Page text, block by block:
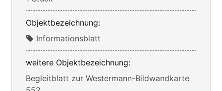
Objektbezeichnung:
Informationsblatt
weitere Objektbezeichnung:
Begleitblatt zur Westermann-Bildwandkarte